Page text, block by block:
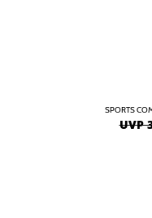
SPORTS
UVP